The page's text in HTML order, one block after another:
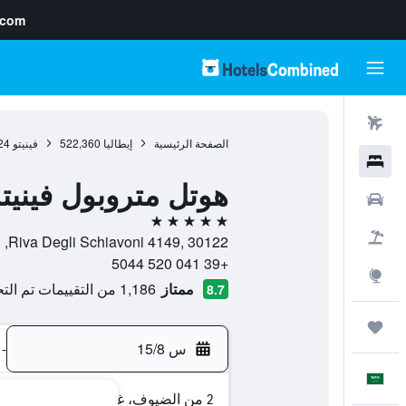
الصفحة الرئيسية إيطاليا 522,360 فينيتو
هوتل متروبول
5 نجوم
Riva Degli Schiavoni 4149, 30122, البندقية, فينيتو, إيطاليا
+39 041 520 5044
8.7 ممتاز 1,186 من التقييمات تم التحقق منها
س 15/8 -
2 من الضيوف، غرفة واحدة